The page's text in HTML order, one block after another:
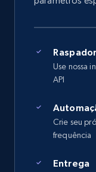
Use nossa
API
Crie seu
frequência
Entrega